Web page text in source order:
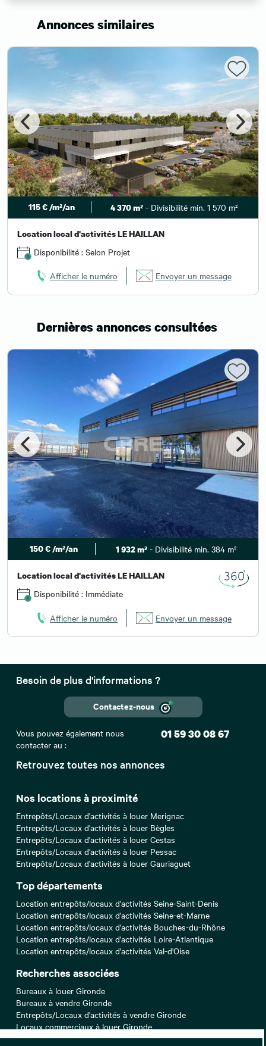
Annonces similaires
115 € /m²/an 4 370 m² - Divisibilité min. 1 570 m²
Location local d'activités LE HAILLAN
Disponibilité : Selon Projet
Afficher le numéro Envoyer un message
Dernières annonces consultées
150 € /m²/an 1 932 m² - Divisibilité min. 384 m²
Location local d'activités LE HAILLAN
Disponibilité : Immédiate
Afficher le numéro Envoyer un message
Retrouvez toutes nos annonces
Nos locations à proximité
Entrepôts/Locaux d'activités à louer Merignac
Entrepôts/Locaux d'activités à louer Bègles
Entrepôts/Locaux d'activités à louer Cestas
Entrepôts/Locaux d'activités à louer Pessac
Entrepôts/Locaux d'activités à louer Gauriaguet
Top départements
Location entrepôts/locaux d'activités Seine-Saint-Denis
Location entrepôts/locaux d'activités Seine-et-Marne
Location entrepôts/locaux d'activités Bouches-du-Rhône
Location entrepôts/locaux d'activités Loire-Atlantique
Location entrepôts/locaux d'activités Val-d'Oise
Recherches associées
Bureaux à louer Gironde
Bureaux à vendre Gironde
Entrepôts/Locaux d'activités à vendre Gironde
Locaux commerciaux à louer Gironde
Locaux commerciaux à vendre Gironde
Besoin de plus d'informations ?
Contactez-nous
Vous pouvez également nous
contacter au :
01 59 30 08 67